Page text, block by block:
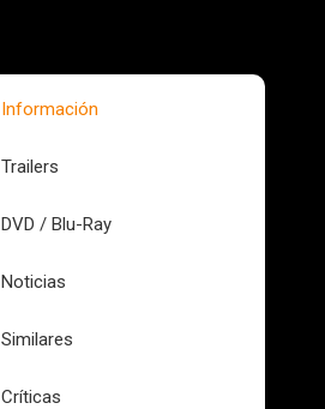
Información
Trailers
DVD / Blu-Ray
Noticias
Similares
Críticas